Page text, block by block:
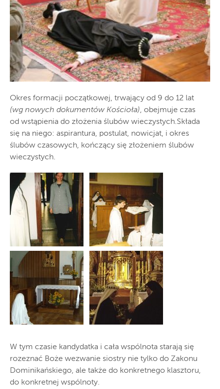
Okres formacji początkowej, trwający od 9 do 12 lat
(wg nowych dokumentów Kościoła), obejmuje czas
od wstąpienia do złożenia ślubów wieczystych.Składa
się na niego: aspirantura, postulat, nowicjat, i okres
ślubów czasowych, kończący się złożeniem ślubów
wieczystych.
W tym czasie kandydatka i cała wspólnota starają się
rozeznać Boże wezwanie siostry nie tylko do Zakonu
Dominikańskiego, ale także do konkretnego klasztoru,
do konkretnej wspólnoty.